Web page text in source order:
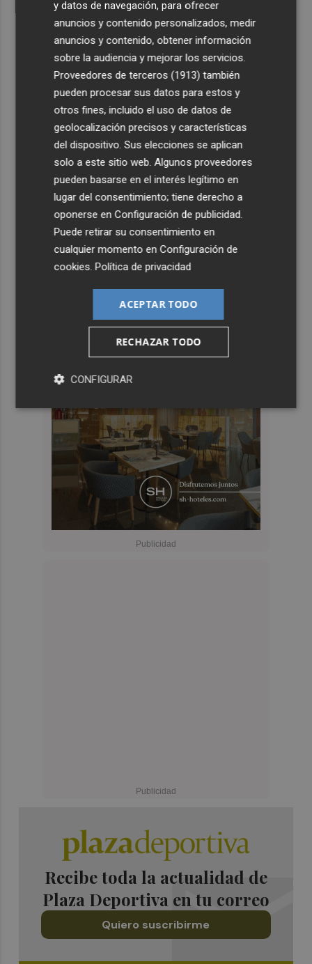
Recibe toda la actualidad de
Plaza Deportiva en tu correo
Quiero suscribirme
y datos de navegación, para ofrecer
anuncios y contenido personalizados, medir
anuncios y contenido, obtener información
sobre la audiencia y mejorar los servicios.
Proveedores de terceros (1913) también
pueden procesar sus datos para estos y
otros fines, incluido el uso de datos de
geolocalización precisos y características
del dispositivo. Sus elecciones se aplican
solo a este sitio web. Algunos proveedores
pueden basarse en el interés legítimo en
lugar del consentimiento; tiene derecho a
oponerse enConfiguración de publicidad
Puede retirar su consentimiento en
cualquier momento enConfiguración de
cookies .Política de privacidad
ACEPTAR TODO
RECHAZAR TODO
CONFIGURAR